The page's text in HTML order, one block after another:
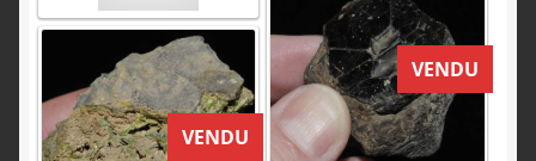
VENDU
VENDU